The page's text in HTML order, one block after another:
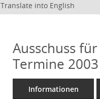
Translate into English
Ausschuss
Termine 2003
Informationen